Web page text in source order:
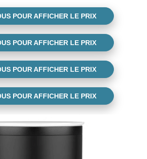
POUR AFFICHER LE PRIX
POUR AFFICHER LE PRIX
POUR AFFICHER LE PRIX
POUR AFFICHER LE PRIX